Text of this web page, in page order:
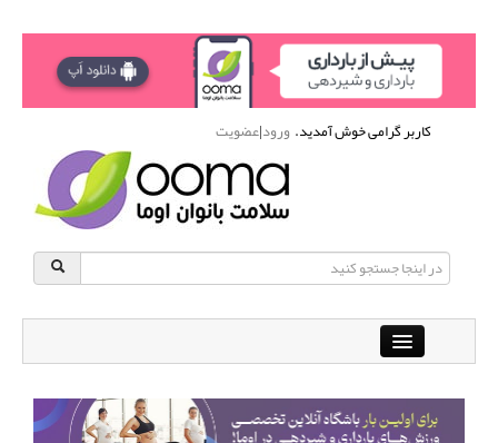
کاربر گرامی خوش آمدید.ورود|عضویت
باشگاه آنلاین ورزشی اوما